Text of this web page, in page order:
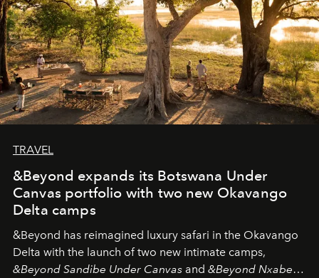
TRAVEL
&Beyond expands its Botswana Under
Canvas portfolio with two new Okavango
Delta camps
&Beyond has reimagined luxury safari in the Okavango
Delta with the launch of two new intimate camps,
&Beyond Sandibe Under Canvas and &Beyond Nxabega